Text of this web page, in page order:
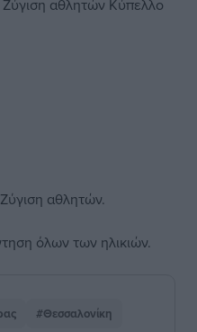
Ζύγιση αθλητών Κύπελλο
αθλητών.
όλων των ηλικιών.
#Θεσσαλονίκη